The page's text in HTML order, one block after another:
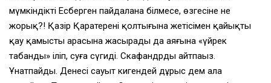
мүмкіндікті Есберген пайдалана білмесе, өзгесіне не
жорық?! Қазір Қаратереңнің қолтығына жетісімен қайықты
қау қамыстың арасына жасырады да аяғына «үйрек
табанды» іліп, суға сүңгиді. Скафандрды айтпаңыз.
Ұнатпайды. Денесі сауыт кигендей дұрыс дем ала